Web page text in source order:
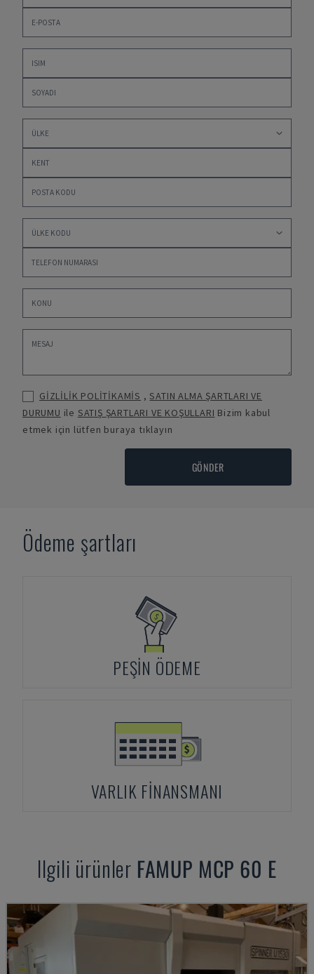
GİZLİLİK POLİTİKAMİS ,SATIN ALMA ŞARTLARI VE
DURUMU ile SATIŞ ŞARTLARI VE KOŞULLARI Bizim kabul
etmek için lütfen buraya tıklayın
GÖNDER
Ödeme şartları
PEŞIN ÖDEME
VARLIK FINANSMANI
Ilgili ürünler FAMUP MCP 60 E